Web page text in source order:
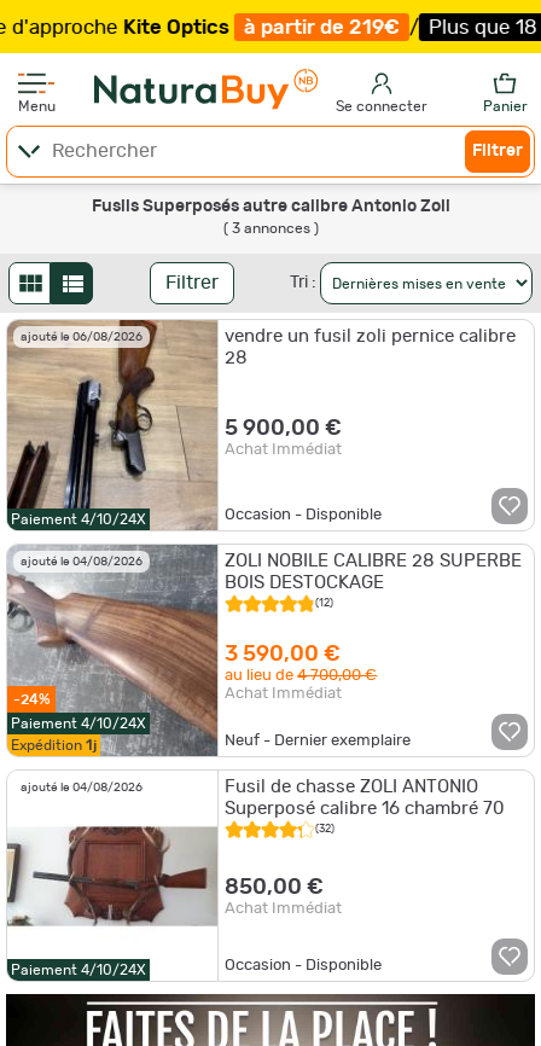
Kite Optics à partir de 219€ / Plus que 18
Menu Se connecter Panier
Filtrer
Fusils Superposés autre calibre Antonio Zoli
( 3 annonces )
Filtrer Tri :
ajouté le 06/08/2026
Paiement 4/10/24X
vendre un fusil zoli pernice calibre
28
5 900,00 €
Achat Immédiat
Occasion - Disponible
ajouté le 04/08/2026
-24%
Paiement 4/10/24X
Expédition 1j
ZOLI NOBILE CALIBRE 28 SUPERBE
BOIS DESTOCKAGE
(12)
3 590,00 €
au lieu de4 700,00 €
Achat Immédiat
Neuf - Dernier exemplaire
ajouté le 04/08/2026
Paiement 4/10/24X
Fusil de chasse ZOLI ANTONIO
Superposé calibre 16 chambré 70
(32)
850,00 €
Achat Immédiat
Occasion - Disponible